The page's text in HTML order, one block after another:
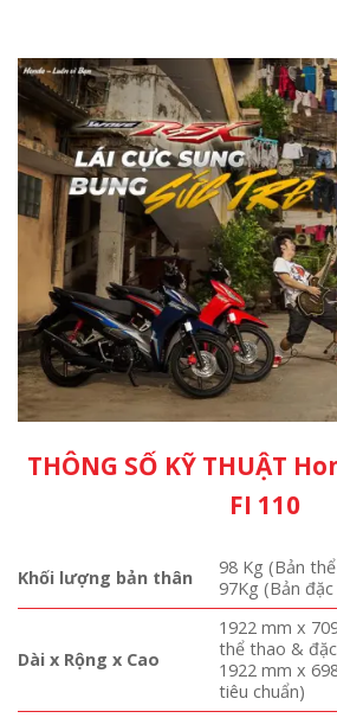
THÔNG SỐ KỸ THUẬT
FI 110
Khối lượng bản thân
98 Kg (Bản
97Kg (Bản
Dài x Rộng x Cao
1922 mm x
thể thao &
1922 mm x
tiêu chuẩn)